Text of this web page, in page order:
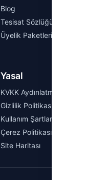
Blog
Tesisat Sözlüğü
Üyelik Paketleri
Yasal
KVKK Aydınlatma Metni
Gizlilik Politikası
Kullanım Şartları
Çerez Politikası
Site Haritası